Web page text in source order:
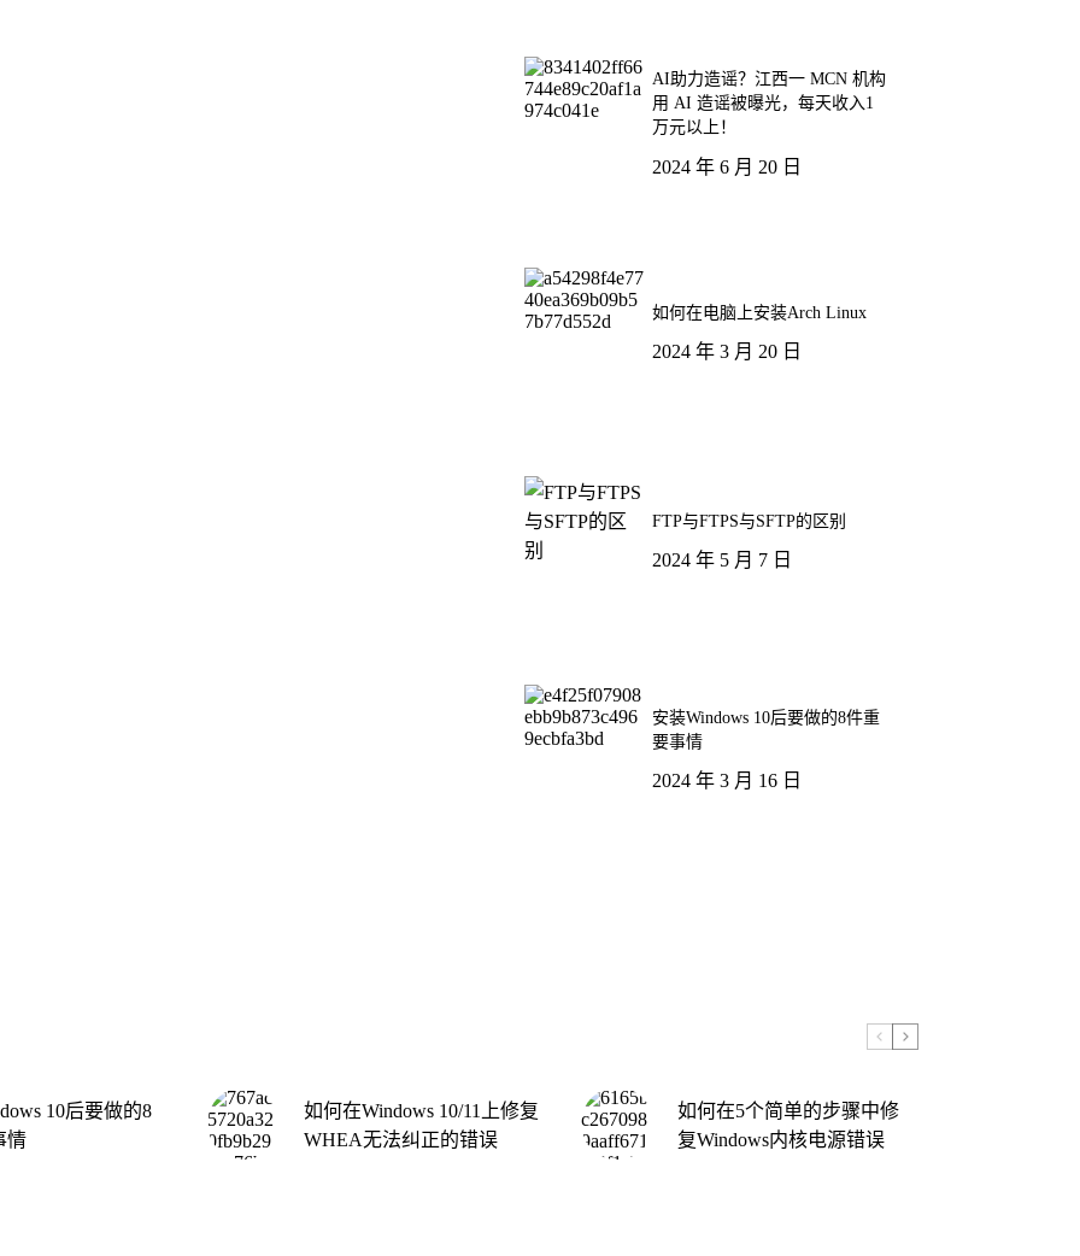
AI助力造谣？江西一 MCN 机构
用 AI 造谣被曝光，每天收入1
万元以上！
2024 年 6 月 20 日
如何在电脑上安装Arch Linux
2024 年 3 月 20 日
FTP与FTPS与SFTP的区别
2024 年 5 月 7 日
安装Windows 10后要做的8件重
要事情
2024 年 3 月 16 日
10后要做的8
情
如何在Windows 10/11上修复
WHEA无法纠正的错误
如何在5个简单的步骤中修
复Windows内核电源错误